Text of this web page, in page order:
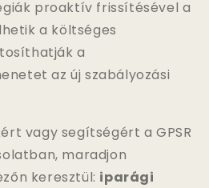
proaktív frissítésével a
a költséges
a
az új szabályozási
vagy segítségért a GPSR
maradjon
keresztül: iparági